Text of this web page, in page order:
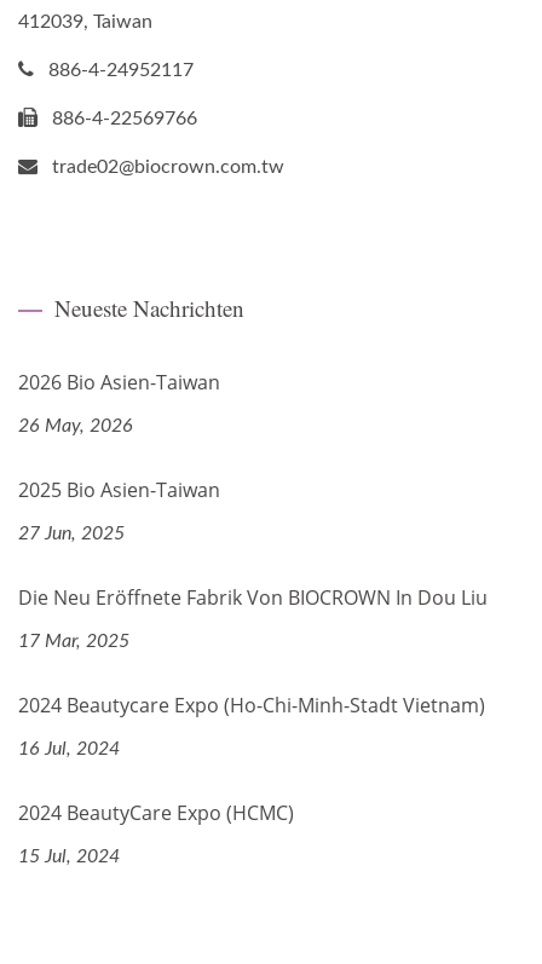
412039, Taiwan
886-4-24952117
886-4-22569766
trade02@biocrown.com.tw
Neueste Nachrichten
2026 Bio Asien-Taiwan
26 May, 2026
2025 Bio Asien-Taiwan
27 Jun, 2025
Die Neu Eröffnete Fabrik Von BIOCROWN In Dou Liu
17 Mar, 2025
2024 Beautycare Expo (Ho-Chi-Minh-Stadt Vietnam)
16 Jul, 2024
2024 BeautyCare Expo (HCMC)
15 Jul, 2024